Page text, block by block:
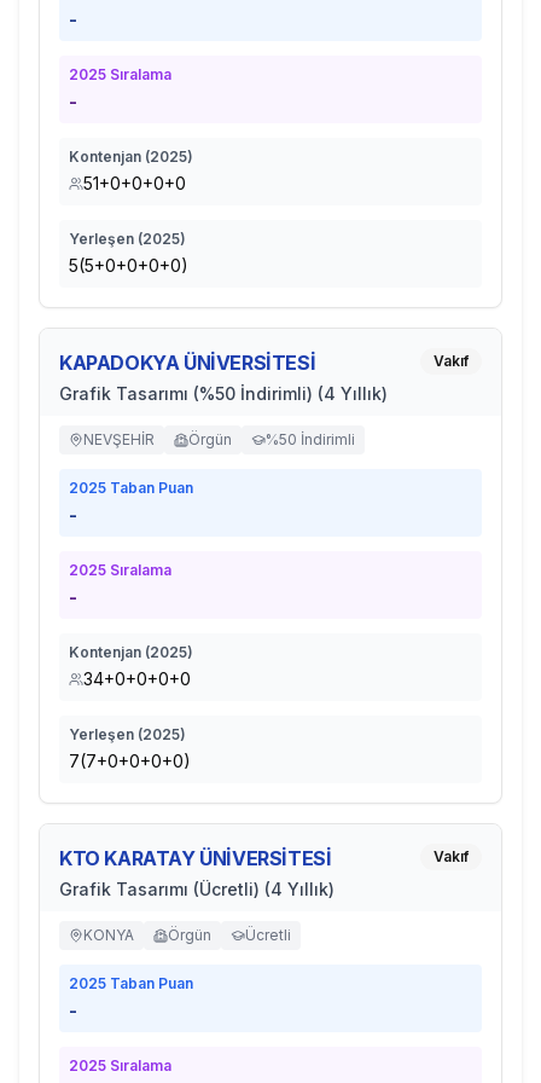
-
2025 Sıralama
-
Kontenjan (2025)
51+0+0+0+0
Yerleşen (2025)
5(5+0+0+0+0)
KAPADOKYA ÜNİVERSİTESİ
Grafik Tasarımı (%50 İndirimli) (4 Yıllık)
Vakıf
NEVŞEHİR Örgün %50 İndirimli
2025 Taban Puan
-
2025 Sıralama
-
Kontenjan (2025)
34+0+0+0+0
Yerleşen (2025)
7(7+0+0+0+0)
KTO KARATAY ÜNİVERSİTESİ
Grafik Tasarımı (Ücretli) (4 Yıllık)
Vakıf
KONYA Örgün Ücretli
2025 Taban Puan
-
2025 Sıralama